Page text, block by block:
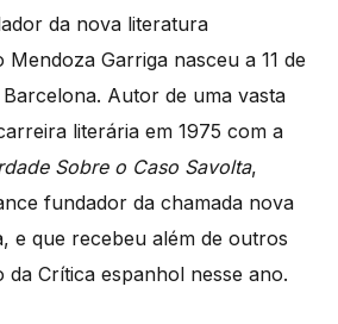
da nova literatura
Garriga nasceu a 11 de
Autor de uma vasta
literária em 1975 com a
Sobre o Caso Savolta,
fundador da chamada nova
e que recebeu além de outros
da Crítica espanhol nesse ano.